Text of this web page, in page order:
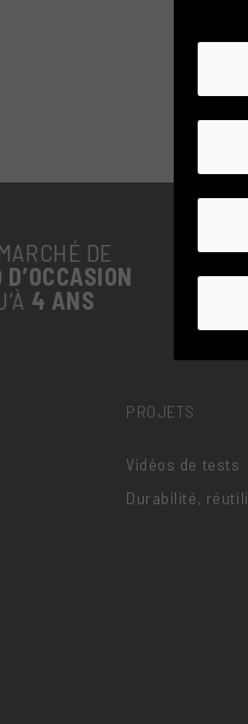
DE
D’OCCASION
4 ANS
PROJETS
Vidéos de tests
Durabilité,